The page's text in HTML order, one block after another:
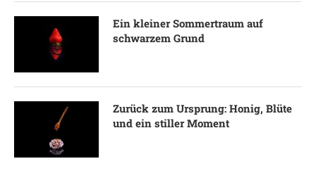
Ein kleiner Sommertraum auf
schwarzem Grund
Zurück zum Ursprung: Honig, Blüte
und ein stiller Moment